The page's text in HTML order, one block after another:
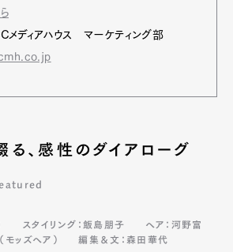
メディアハウス マーケティング部
る、感性のダイアローグ
スタイリング：飯島朋子
ヘア：河野富
モッズヘア） 編集＆文：森田華代